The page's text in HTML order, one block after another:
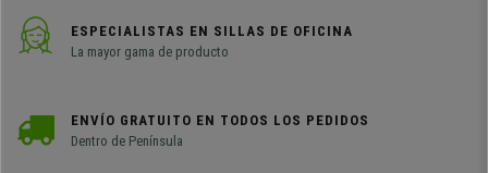
ESPECIALISTAS EN SILLAS DE OFICINA
La mayor gama de producto
ENVÍO GRATUITO EN TODOS LOS PEDIDOS
Dentro de Península